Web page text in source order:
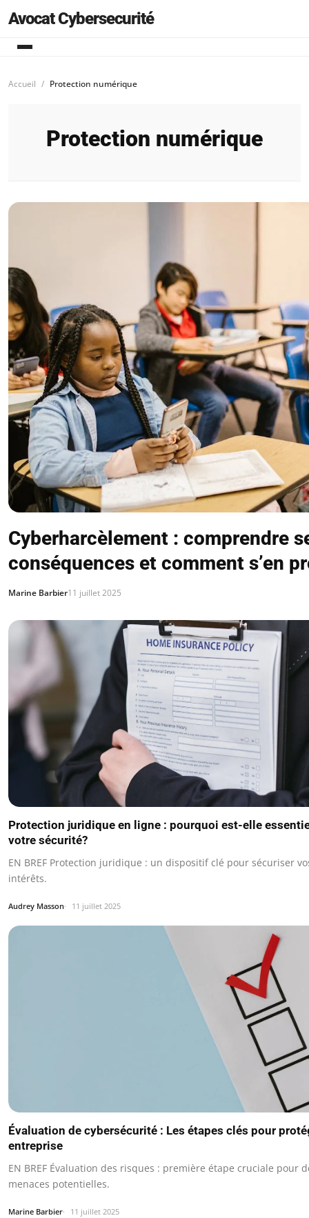
Avocat Cybersecurité
Accueil Protection numérique
Protection numérique
Cyberharcèlement : comprendre
conséquences et comment s’en
Marine Barbier11 juillet 2025
Protection juridique en ligne : pourquoi est-elle
votre sécurité?
EN BREF Protection juridique : un dispositif clé pour sécuriser
intérêts.
Audrey Masson 11 juillet 2025
Évaluation de cybersécurité : Les étapes clés pour
entreprise
EN BREF Évaluation des risques : première étape cruciale pour
menaces potentielles.
Marine Barbier 11 juillet 2025